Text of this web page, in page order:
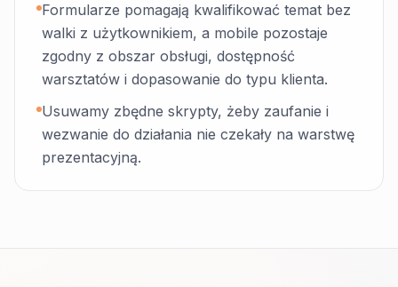
Formularze pomagają kwalifikować temat bez
walki z użytkownikiem, a mobile pozostaje
zgodny z obszar obsługi, dostępność
warsztatów i dopasowanie do typu klienta.
Usuwamy zbędne skrypty, żeby zaufanie i
wezwanie do działania nie czekały na warstwę
prezentacyjną.